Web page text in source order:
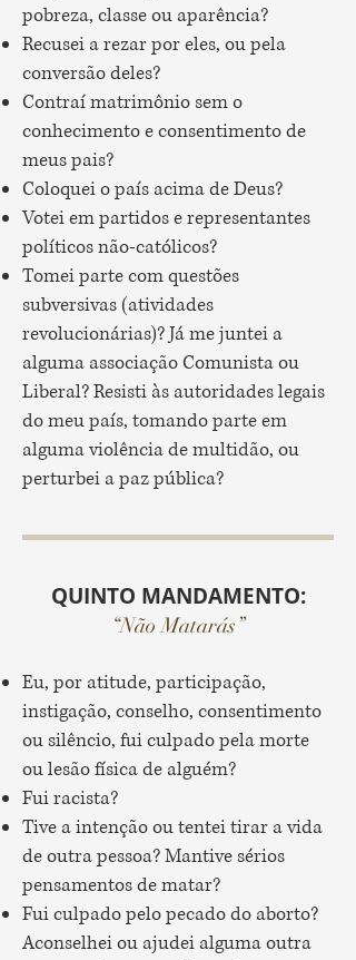
pobreza, classe ou aparência?
Recusei a rezar por eles, ou pela
conversão deles?
Contraí matrimônio sem o
conhecimento e consentimento de
meus pais?
Coloquei o país acima de Deus?
Votei em partidos e representantes
políticos não-católicos?
Tomei parte com questões
subversivas (atividades
revolucionárias)? Já me juntei a
alguma associação Comunista ou
Liberal? Resisti às autoridades legais
do meu país, tomando parte em
alguma violência de multidão, ou
perturbei a paz pública?
QUINTO MANDAMENTO:
“Não Matarás”
Eu, por atitude, participação,
instigação, conselho, consentimento
ou silêncio, fui culpado pela morte
ou lesão física de alguém?
Fui racista?
Tive a intenção ou tentei tirar a vida
de outra pessoa? Mantive sérios
pensamentos de matar?
Fui culpado pelo pecado do aborto?
Aconselhei ou ajudei alguma outra